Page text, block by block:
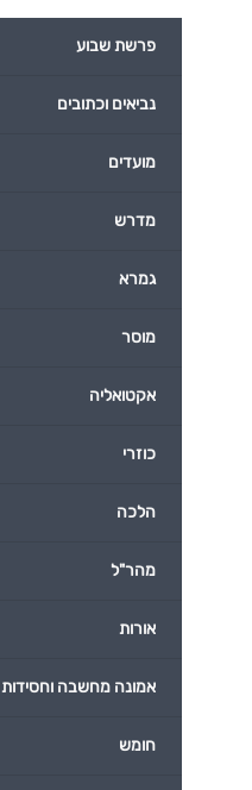
פרשת שבוע
נביאים וכתובים
מועדים
מדרש
גמרא
מוסר
אקטואליה
כוזרי
הלכה
מהר"ל
אורות
אמונה מחשבה וחסידות
חומש